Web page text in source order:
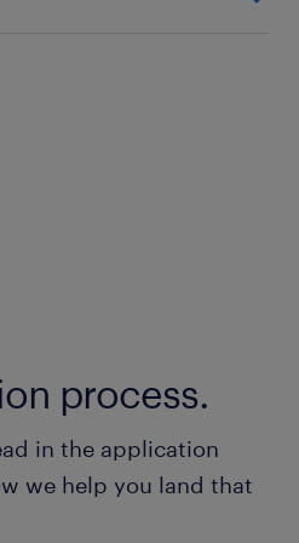
beszállítói árajánlatok
árazások
illetve elkerülésére
process.
in the application
we help you land that